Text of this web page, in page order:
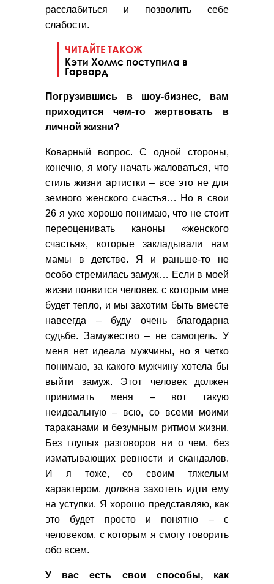
расслабиться и позволить себе
слабости.
ЧИТАЙТЕ ТАКОЖ
Кэти Холмс поступила в
Гарвард
Погрузившись в шоу-бизнес, вам
приходится чем-то жертвовать в
личной жизни?
Коварный вопрос. С одной стороны,
конечно, я могу начать жаловаться, что
стиль жизни артистки – все это не для
земного женского счастья… Но в свои
26 я уже хорошо понимаю, что не стоит
переоценивать каноны «женского
счастья», которые закладывали нам
мамы в детстве. Я и раньше-то не
особо стремилась замуж… Если в моей
жизни появится человек, с которым мне
будет тепло, и мы захотим быть вместе
навсегда – буду очень благодарна
судьбе. Замужество – не самоцель. У
меня нет идеала мужчины, но я четко
понимаю, за какого мужчину хотела бы
выйти замуж. Этот человек должен
принимать меня – вот такую
неидеальную – всю, со всеми моими
тараканами и безумным ритмом жизни.
Без глупых разговоров ни о чем, без
изматывающих ревности и скандалов.
И я тоже, со своим тяжелым
характером, должна захотеть идти ему
на уступки. Я хорошо представляю, как
это будет просто и понятно – с
человеком, с которым я смогу говорить
обо всем.
У вас есть свои способы, как